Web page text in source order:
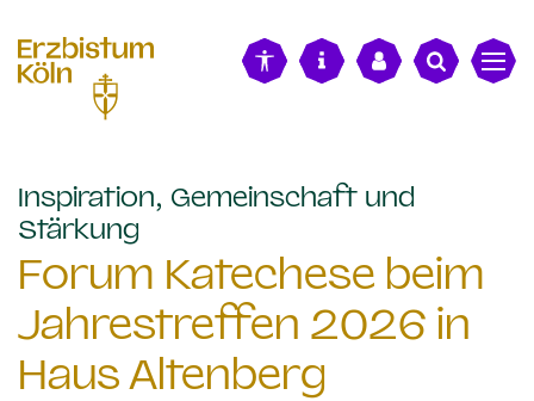
Inspiration, Gemeinschaft und
Stärkung
Forum Katechese beim
Jahrestreffen 2026 in
Haus Altenberg